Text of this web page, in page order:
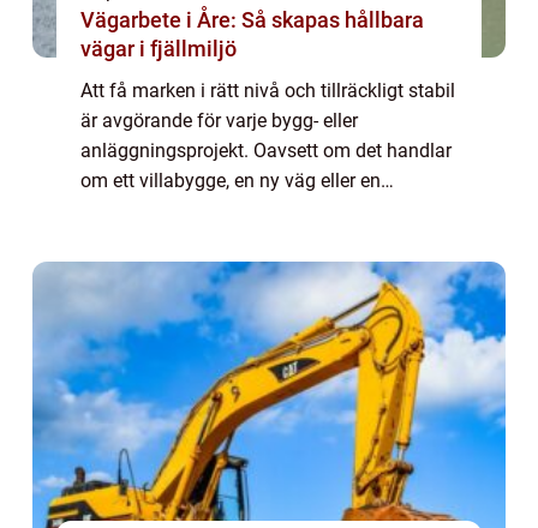
Vägarbete i Åre: Så skapas hållbara
vägar i fjällmiljö
Att få marken i rätt nivå och tillräckligt stabil
är avgörande för varje bygg- eller
anläggningsprojekt. Oavsett om det handlar
om ett villabygge, en ny väg eller en